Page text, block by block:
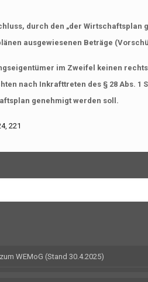
durch den „der
ausgewiesenen Beträge
im Zweifel keinen
nach Inkrafttreten des § 28
genehmigt werden soll.
221
WEMoG (Stand 30.4.2025)